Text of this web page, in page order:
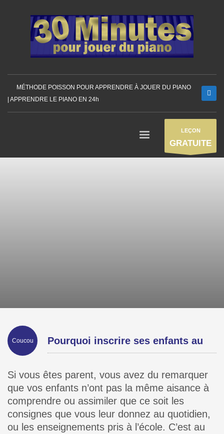
MÉTHODE POISSON POUR APPRENDRE À JOUER DU PIANO
| APPRENDRE LE PIANO EN 24h
LEÇON
GRATUITE
Coucou Pourquoi inscrire ses enfants au
Cours de Piano ?
Si vous êtes parent, vous avez du remarquer
que vos enfants n’ont pas la même aisance à
comprendre ou assimiler que ce soit les
consignes que vous leur donnez au quotidien,
ou les enseignements pris à l’école. C’est au